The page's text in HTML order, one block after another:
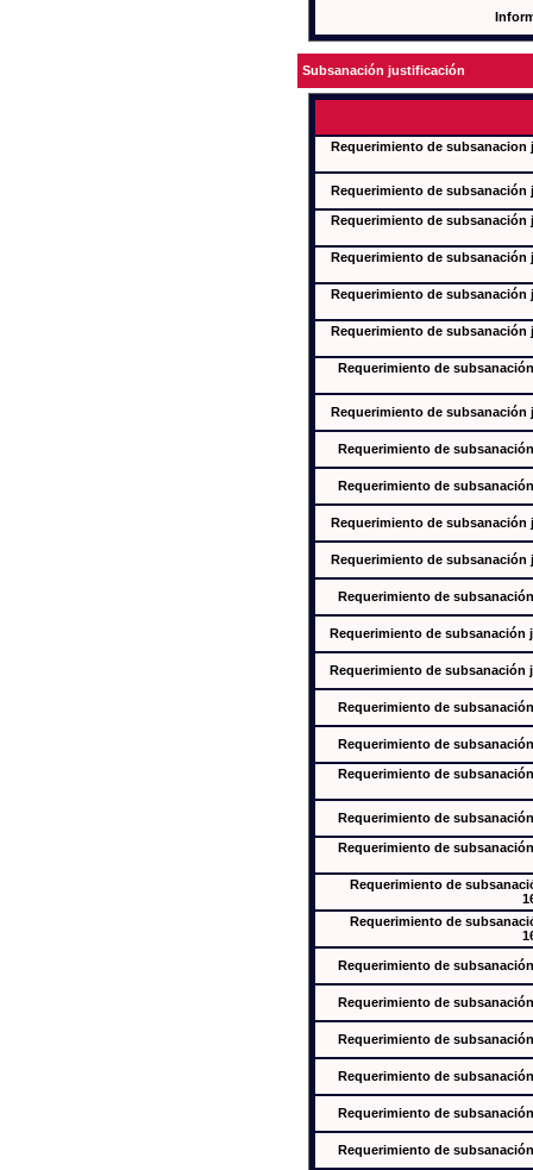
Subsanación justificación
Requerimiento de
Requerimiento de subsanación
Requerimiento de
Requerimiento de
Requerimiento de
Requerimiento de
Requerimiento de
Requerimiento de subsanación
Requerimiento de
Requerimiento de
Requerimiento de subsanación
Requerimiento de subsanación
Requerimiento de
Requerimiento de subsanación
Requerimiento de subsanación
Requerimiento de
Requerimiento de
Requerimiento de
Requerimiento de
Requerimiento de
Requerimiento de
Requerimiento de
Requerimiento de
Requerimiento de
Requerimiento de
Requerimiento de
Requerimiento de
Requerimiento de